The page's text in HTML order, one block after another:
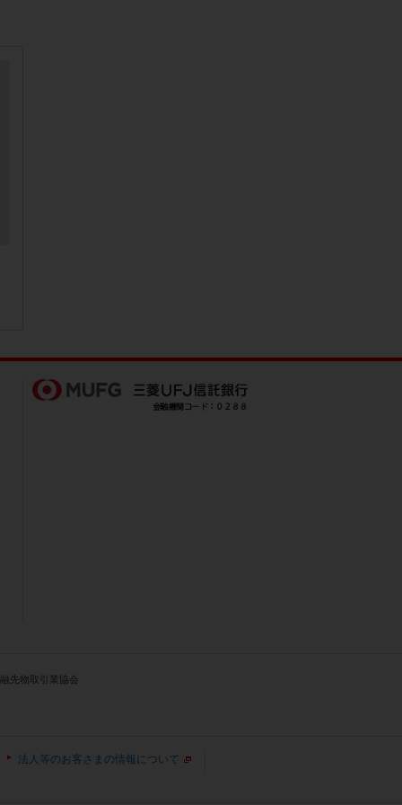
先物取引業協会
法人等のお客さまの情報について